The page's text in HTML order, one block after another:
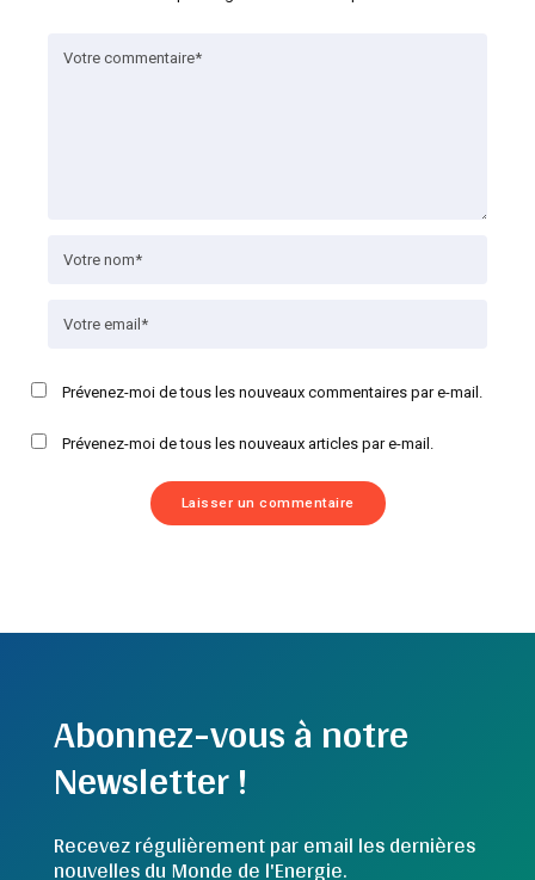
Prévenez-moi de tous les nouveaux commentaires par e-mail.
Prévenez-moi de tous les nouveaux articles par e-mail.
Abonnez-vous à notre
Newsletter !
Recevez régulièrement par email les dernières
nouvelles du Monde de l'Energie.